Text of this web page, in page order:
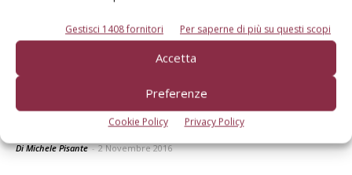
Gestisci 1408 fornitori Per saperne di più su questi scopi
Accetta
Preferenze
Cookie Policy Privacy Policy
Linee Guida per lo sviluppo della Precision
Di Michele Pisante- 2 Novembre 2016